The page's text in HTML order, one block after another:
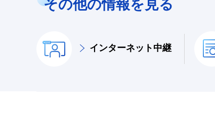
その他の情報を見る
インターネット中継